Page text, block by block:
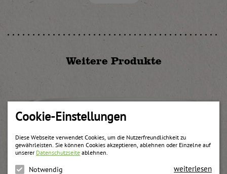
Cookie-Einstellungen
Diese Webseite verwendet Cookies, um die Nutzerfreundlichkeit zu
gewährleisten. Sie können Cookies akzeptieren, ablehnen oder Einzelne auf
unserer Datenschutzseite ablehnen.
Notwendig weiterlesen
Weitere Produkte